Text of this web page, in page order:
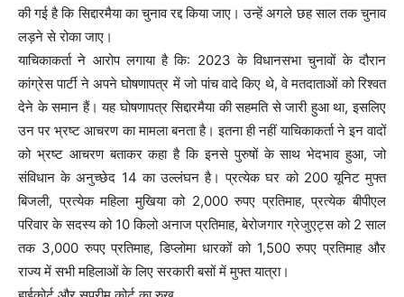
की गई है कि सिद्दारमैया का चुनाव रद्द किया जाए। उन्हें अगले छह साल तक चुनाव
लड़ने से रोका जाए।
याचिकाकर्ता ने आरोप लगाया है कि: 2023 के विधानसभा चुनावों के दौरान
कांग्रेस पार्टी ने अपने घोषणापत्र में जो पांच वादे किए थे, वे मतदाताओं को रिश्वत
देने के समान हैं। यह घोषणापत्र सिद्दारमैया की सहमति से जारी हुआ था, इसलिए
उन पर भ्रष्ट आचरण का मामला बनता है। इतना ही नहीं याचिकाकर्ता ने इन वादों
को भ्रष्ट आचरण बताकर कहा है कि इनसे पुरुषों के साथ भेदभाव हुआ, जो
संविधान के अनुच्छेद 14 का उल्लंघन है। प्रत्येक घर को 200 यूनिट मुफ्त
बिजली, प्रत्येक महिला मुखिया को 2,000 रुपए प्रतिमाह, प्रत्येक बीपीएल
परिवार के सदस्य को 10 किलो अनाज प्रतिमाह, बेरोजगार ग्रेजुएट्स को 2 साल
तक 3,000 रुपए प्रतिमाह, डिप्लोमा धारकों को 1,500 रुपए प्रतिमाह और
राज्य में सभी महिलाओं के लिए सरकारी बसों में मुफ्त यात्रा।